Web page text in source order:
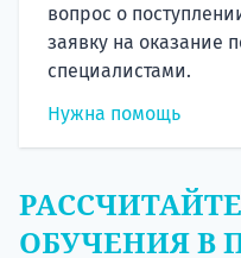
вопрос о
заявку на оказание
специалистами.
Нужна помощь
ОБУЧЕНИЯ В